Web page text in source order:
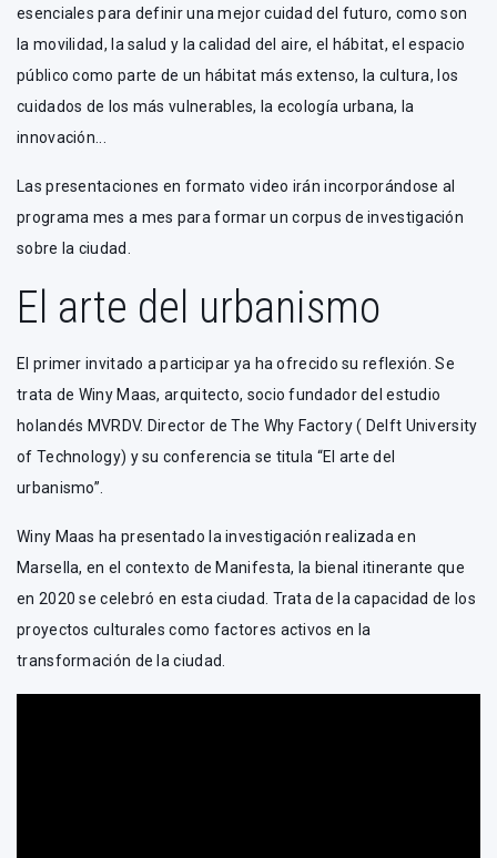
esenciales para definir una mejor cuidad del futuro, como son
la movilidad, la salud y la calidad del aire, el hábitat, el espacio
público como parte de un hábitat más extenso, la cultura, los
cuidados de los más vulnerables, la ecología urbana, la
innovación...
Las presentaciones en formato video irán incorporándose al
programa mes a mes para formar un corpus de investigación
sobre la ciudad.
El arte del urbanismo
El primer invitado a participar ya ha ofrecido su reflexión. Se
trata de Winy Maas, arquitecto, socio fundador del estudio
holandés MVRDV. Director de The Why Factory ( Delft University
of Technology) y su conferencia se titula “El arte del
urbanismo”.
Winy Maas ha presentado la investigación realizada en
Marsella, en el contexto de Manifesta, la bienal itinerante que
en 2020 se celebró en esta ciudad. Trata de la capacidad de los
proyectos culturales como factores activos en la
transformación de la ciudad.